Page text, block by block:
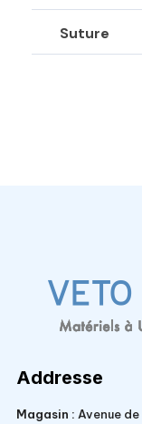
Suture
Addresse
Magasin : Avenue de